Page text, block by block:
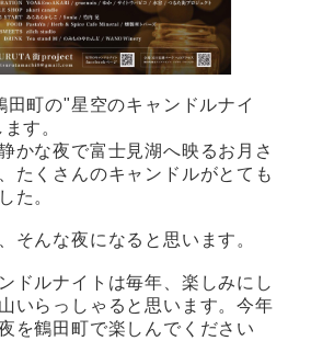
田町の"星空のキャンドルナイ
す。
かな夜で富士見湖へ映るお月さ
たくさんのキャンドルがとても
た。
そんな夜になると思います。
ドルナイトは毎年、楽しみにし
いらっしゃると思います。今年
を鶴田町で楽しんでください